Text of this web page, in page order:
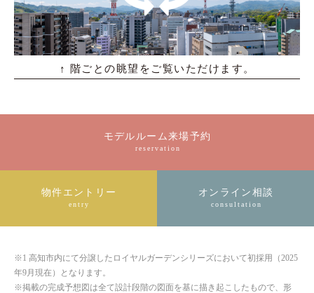
↑ 階ごとの眺望をご覧いただけます。
モデルルーム来場予約
reservation
物件エントリー
entry
オンライン相談
consultation
※1 高知市内にて分譲したロイヤルガーデンシリーズにおいて初採用（2025
年9月現在）となります。
※掲載の完成予想図は全て設計段階の図面を基に描き起こしたもので、形